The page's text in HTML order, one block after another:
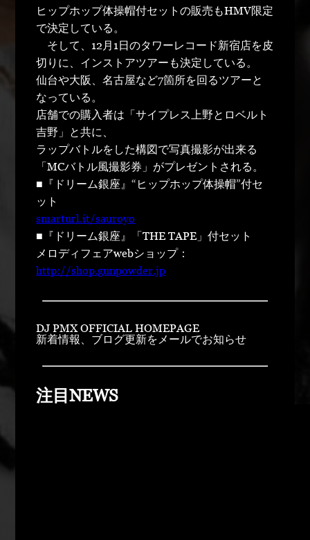
ヒップホップ体操帽付セットの販売もHMV限定
で決定している。
そして、12月1日のタワーレコード新宿店を皮
切りに、インストアツアーも決定している。
仙台や大阪、名古屋など7箇所を回るツアーと
なっている。
店舗での購入者は「サイプレス上野とロベルト
吉野」と共に、
ラップバトルをした構図で写真撮影が出来る
「MCバトル風撮影券」がプレゼントされる。
■『ドリーム銀座』“ヒップホップ体操帽”付セ
ット
smarturl.it/sauroyo
■『ドリーム銀座』「THE TAPE」付セット
メロディフェアwebショップ：
http://shop.gunpowder.jp
DJ PMX OFFICIAL HOMEPAGE
新着情報、ブログ更新をメールでお知らせ
注目NEWS